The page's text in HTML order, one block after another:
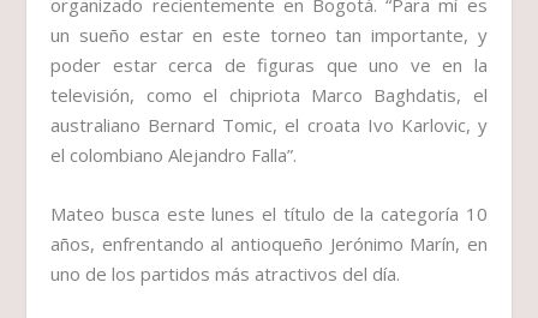
un sueño estar en este torneo tan importante, y
poder estar cerca de figuras que uno ve en la
televisión, como el chipriota Marco Baghdatis, el
australiano Bernard Tomic, el croata Ivo Karlovic, y
el colombiano Alejandro Falla”.
Mateo busca este lunes el título de la categoría 10
años, enfrentando al antioqueño Jerónimo Marín, en
uno de los partidos más atractivos del día.